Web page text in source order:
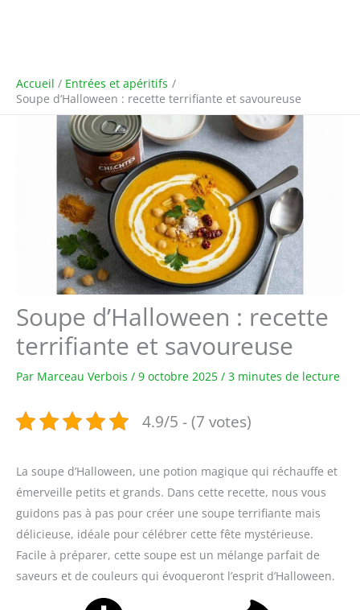
Accueil
Entrées et apéritifs
Soupe d’Halloween : recette terrifiante et savoureuse
Soupe d’Halloween : recette
terrifiante et savoureuse
Par Marceau Verbois / 9 octobre 2025 / 3 minutes de lecture
4.9/5 - (7 votes)
La soupe d’Halloween, une potion magique qui réchauffe et
émerveille petits et grands. Dans cette recette, nous vous
guidons pas à pas pour créer une soupe terrifiante mais
délicieuse, idéale pour célébrer cette fête mystérieuse.
Facile à préparer, cette soupe est un mélange parfait de
saveurs et de couleurs qui évoqueront l’esprit d’Halloween.